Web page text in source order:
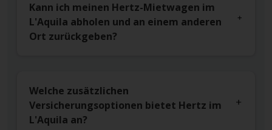
Kann ich meinen Hertz-Mietwagen im
L'Aquila abholen und an einem anderen
Ort zurückgeben?
Welche zusätzlichen
Versicherungsoptionen bietet Hertz im
L'Aquila an?